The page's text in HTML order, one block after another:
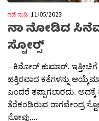
ನಡೆ-ನುಡಿ 11/05/2023
ನಾ ನೋಡಿದ
ಸ್ಟೋರ‍್ಸ್
– ಕಿಶೋರ್ ಕುಮಾರ್. ಇತ್ತೀಚಿಗೆ
ಹತ್ತಿರವಾದ ಕತೆಗಳನ್ನು
ಎಂದರೆ ತಪ್ಪಾಗಲಾರದು. ಅದಕ್ಕೆ
ತೆರೆಕಂಡಿರುವ ರಾಗವೇಂದ್ರ
ನೋವು,...